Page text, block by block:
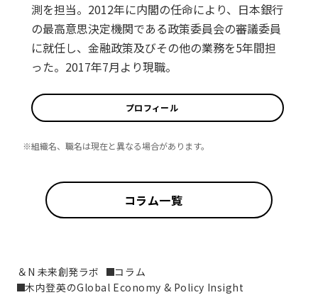
測を担当。2012年に内閣の任命により、日本銀行
の最高意思決定機関である政策委員会の審議委員
に就任し、金融政策及びその他の業務を5年間担
った。2017年7月より現職。
プロフィール
※組織名、職名は現在と異なる場合があります。
コラム一覧
＆N 未来創発ラボ
コラム
木内登英のGlobal Economy & Policy Insight